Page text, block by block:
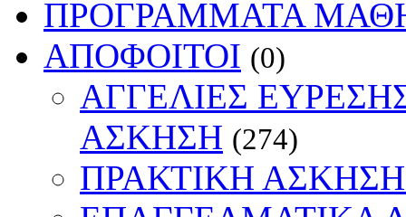
ΠΡΟΓΡΑΜΜΑΤΑ
ΑΠΟΦΟΙΤΟΙ (0)
ΑΓΓΕΛΙΕΣ
ΑΣΚΗΣΗ (274)
ΠΡΑΚΤΙΚΗ